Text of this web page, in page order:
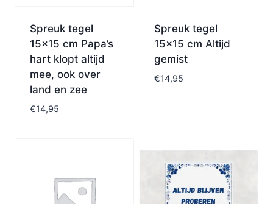
Spreuk tegel
15×15 cm Papa’s
hart klopt altijd
mee, ook over
land en zee
€14,95
Spreuk tegel
15×15 cm Altijd
gemist
€14,95